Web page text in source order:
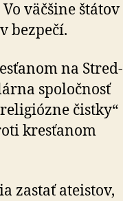
väč­šine štátov
bez­pečí.
na Stred­
spoločnosť
čistky“
kresťanom
zastať ateistov,